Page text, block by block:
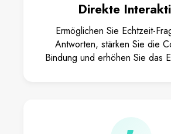
Direkte
Ermöglichen Sie Echtzeit-
Antworten, stärken Sie die
Bindung und erhöhen Sie das